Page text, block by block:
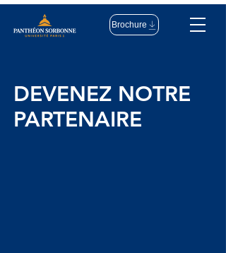
Brochure
DEVENEZ NOTRE
PARTENAIRE